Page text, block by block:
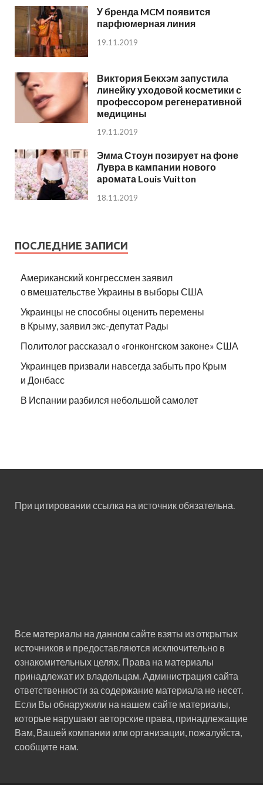
У бренда MCM появится
парфюмерная линия
19.11.2019
Виктория Бекхэм запустила
линейку уходовой косметики с
профессором регенеративной
медицины
19.11.2019
Эмма Стоун позирует на фоне
Лувра в кампании нового
аромата Louis Vuitton
18.11.2019
ПОСЛЕДНИЕ ЗАПИСИ
Американский конгрессмен заявил
о вмешательстве Украины в выборы США
Украинцы не способны оценить перемены
в Крыму, заявил экс-депутат Рады
Политолог рассказал о «гонконгском законе» США
Украинцев призвали навсегда забыть про Крым
и Донбасс
В Испании разбился небольшой самолет
При цитировании ссылка на источник обязательна.
Все материалы на данном сайте взяты из открытых
источников и предоставляются исключительно в
ознакомительных целях. Права на материалы
принадлежат их владельцам. Администрация сайта
ответственности за содержание материала не несет.
Если Вы обнаружили на нашем сайте материалы,
которые нарушают авторские права, принадлежащие
Вам, Вашей компании или организации, пожалуйста,
сообщите нам.